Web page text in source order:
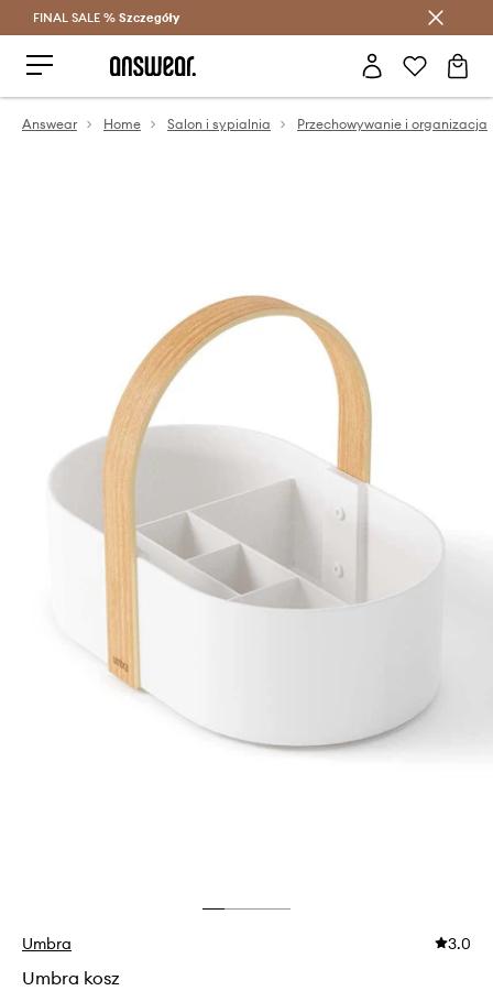
Oszczędzaj z Answear Club >
FINAL SALE % Szczegóły
Answear Home Salon i sypialnia Przechowywanie i organizacja
Umbra 3.0
Umbra kosz